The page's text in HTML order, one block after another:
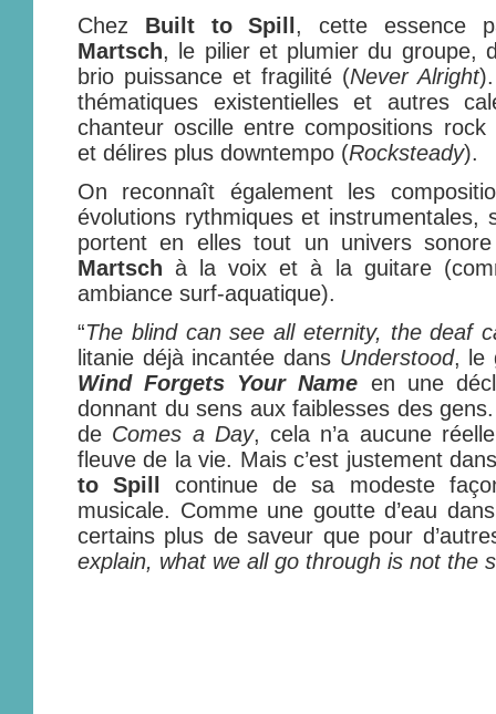
Chez Built to Spill , cette essence
Martsch, le pilier et plumier du groupe,
brio puissance et fragilité (Never Alright
thématiques existentielles et autres
chanteur oscille entre compositions rock
et délires plus downtempo (Rocksteady).
On reconnaît également les
évolutions rythmiques et instrumentales,
portent en elles tout un univers
Martsch à la voix et à la guitare
ambiance surf-aquatique).
“The blind can see all eternity, the deaf
litanie déjà incantée dans Understood, le
Wind Forgets Your Name en une
donnant du sens aux faiblesses des
de Comes a Day, cela n’a aucune
fleuve de la vie. Mais c’est justement
to Spill
continue de sa modeste
musicale. Comme une goutte d’eau
certains plus de saveur que pour
explain, what we all go through is not the